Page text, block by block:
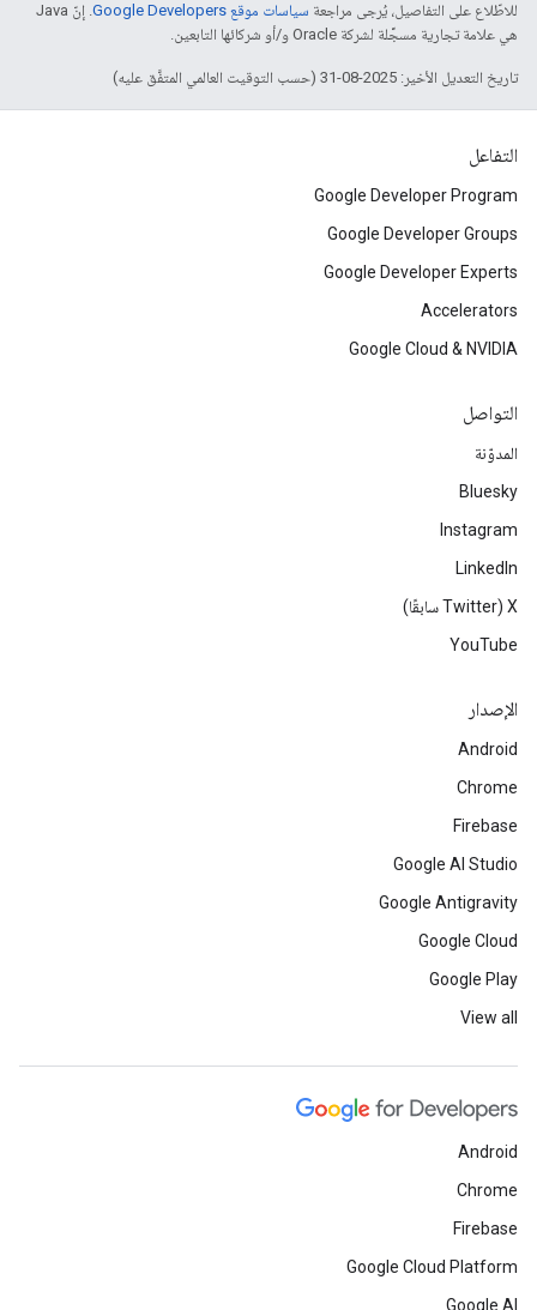
للاطّلاع على التفاصيل، يُرجى مراجعة سياسات موقع Google Developers‏
. إنّ Java
هي علامة تجارية مسجَّلة لشركة Oracle و/أو شركائها التابعين.
تاريخ التعديل الأخير: 2025-08-31 (حسب التوقيت العالمي المتفَّق عليه)
التفاعل
Google Developer Program
Google Developer Groups
Google Developer Experts
Accelerators
Google Cloud & NVIDIA
التواصل
المدوّنة
Bluesky
Instagram
LinkedIn
‫X ‏(Twitter سابقًا)
YouTube
الإصدار
Android
Chrome
Firebase
Google AI Studio
Google Antigravity
Google Cloud
Google Play
View all
Android
Chrome
Firebase
Google Cloud Platform
Google AI